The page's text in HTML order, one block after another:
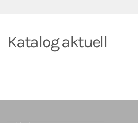
Katalog aktuell